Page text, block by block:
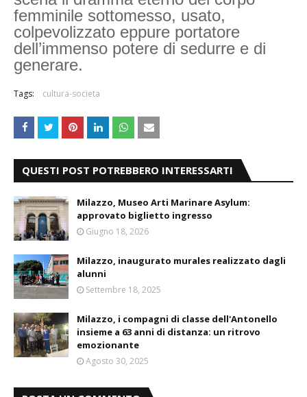
femminile sottomesso, usato,
colpevolizzato eppure portatore
dell’immenso potere di sedurre e di
generare.
Tags: cultura-societa
QUESTI POST POTREBBERO INTERESSARTI
Milazzo, Museo Arti Marinare Asylum:
approvato biglietto ingresso
Giugno 18, 2026
Milazzo, inaugurato murales realizzato dagli
alunni
Settembre 18, 2025
Milazzo, i compagni di classe dell'Antonello
insieme a 63 anni di distanza: un ritrovo
emozionante
Agosto 30, 2025